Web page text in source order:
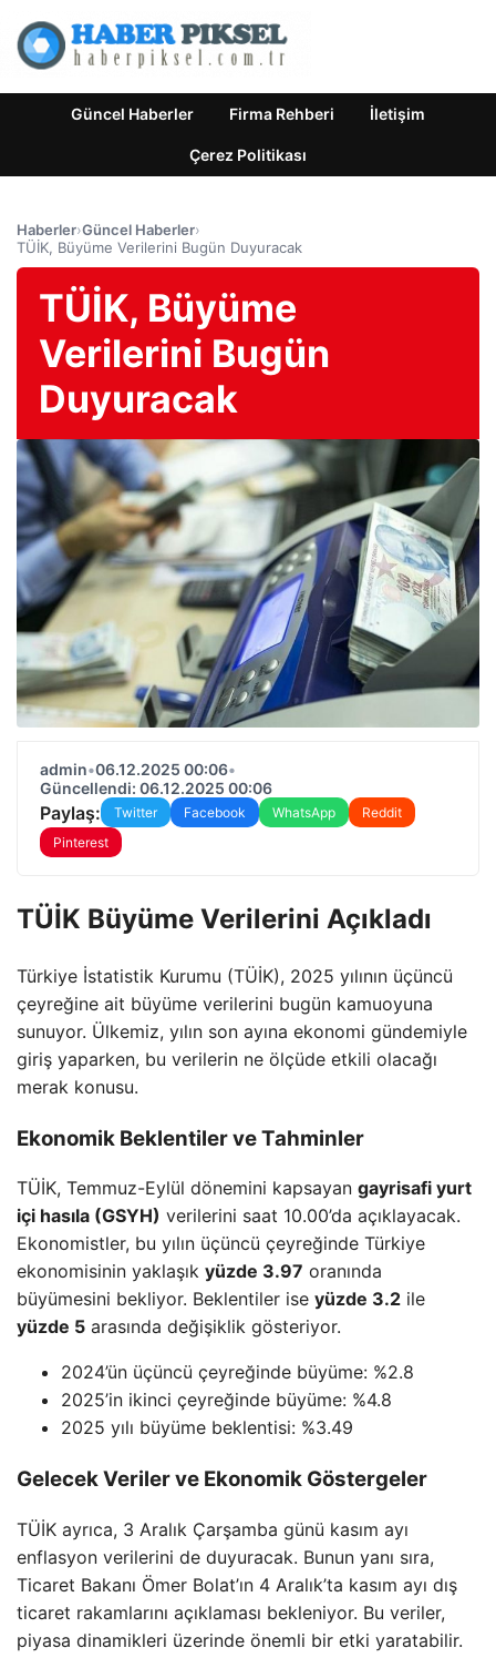
Güncel Haberler Firma Rehberi İletişim
Çerez Politikası
Haberler›Güncel Haberler›
TÜİK, Büyüme Verilerini Bugün Duyuracak
TÜİK, Büyüme
Verilerini Bugün
Duyuracak
admin•06.12.2025 00:06•
Güncellendi: 06.12.2025 00:06
Paylaş: Twitter Facebook WhatsApp
Reddit
Pinterest
TÜİK Büyüme Verilerini Açıkladı
Türkiye İstatistik Kurumu (TÜİK), 2025 yılının üçüncü
çeyreğine ait büyüme verilerini bugün kamuoyuna
sunuyor. Ülkemiz, yılın son ayına ekonomi gündemiyle
giriş yaparken, bu verilerin ne ölçüde etkili olacağı
merak konusu.
Ekonomik Beklentiler ve Tahminler
TÜİK, Temmuz-Eylül dönemini kapsayan gayrisafi yurt
içi hasıla (GSYH) verilerini saat 10.00’da açıklayacak.
Ekonomistler, bu yılın üçüncü çeyreğinde Türkiye
ekonomisinin yaklaşık yüzde 3.97 oranında
büyümesini bekliyor. Beklentiler ise yüzde 3.2 ile
yüzde 5 arasında değişiklik gösteriyor.
2024’ün üçüncü çeyreğinde büyüme: %2.8
2025’in ikinci çeyreğinde büyüme: %4.8
2025 yılı büyüme beklentisi: %3.49
Gelecek Veriler ve Ekonomik Göstergeler
TÜİK ayrıca, 3 Aralık Çarşamba günü kasım ayı
enflasyon verilerini de duyuracak. Bunun yanı sıra,
Ticaret Bakanı Ömer Bolat’ın 4 Aralık’ta kasım ayı dış
ticaret rakamlarını açıklaması bekleniyor. Bu veriler,
piyasa dinamikleri üzerinde önemli bir etki yaratabilir.